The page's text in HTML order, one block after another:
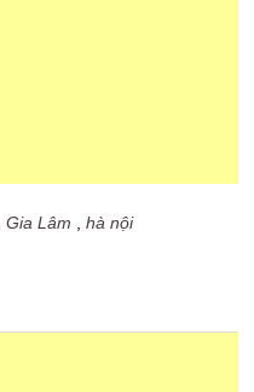
,Gia Lâm ,hà nội